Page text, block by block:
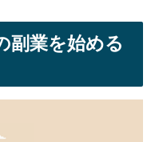
副業を始める